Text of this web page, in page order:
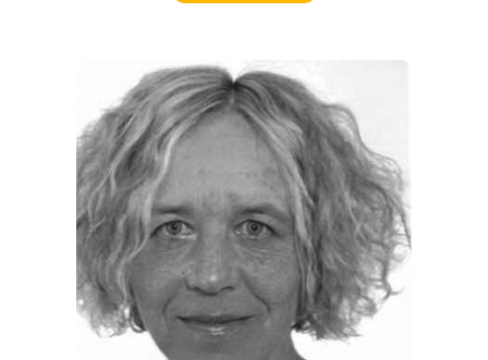
REGIONEN
ORTE
EVENTS
REISEFÜHRER
REISEMAGAZINE